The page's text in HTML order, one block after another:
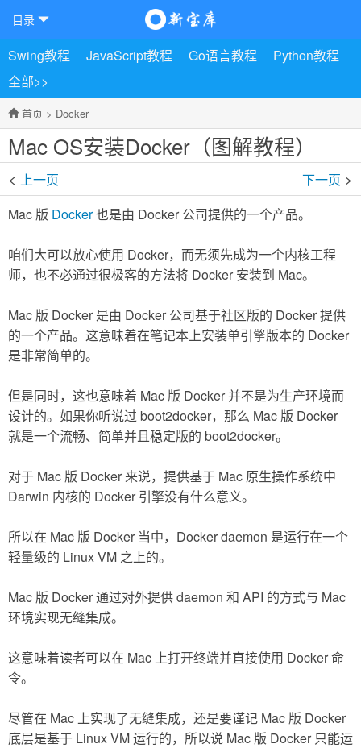
Swing教程 JavaScript教程 Go语言教程
Python教程
全部>>
目录
首页 > Docker
Mac OS安装Docker（图解教程）
< 上一页 下一页 >
Mac 版 Docker也是由 Docker 公司提供的一个产品。
咱们大可以放心使用 Docker，而无须先成为一个内核工程
师，也不必通过很极客的方法将 Docker 安装到 Mac。
Mac 版 Docker 是由 Docker 公司基于社区版的 Docker 提供
的一个产品。这意味着在笔记本上安装单引擎版本的 Docker
是非常简单的。
但是同时，这也意味着 Mac 版 Docker 并不是为生产环境而
设计的。如果你听说过 boot2docker，那么 Mac 版 Docker
就是一个流畅、简单并且稳定版的 boot2docker。
对于 Mac 版 Docker 来说，提供基于 Mac 原生操作系统中
Darwin 内核的 Docker 引擎没有什么意义。
所以在 Mac 版 Docker 当中，Docker daemon 是运行在一个
轻量级的 Linux VM 之上的。
Mac 版 Docker 通过对外提供 daemon 和 API 的方式与 Mac
环境实现无缝集成。
这意味着读者可以在 Mac 上打开终端并直接使用 Docker 命
令。
尽管在 Mac 上实现了无缝集成，还是要谨记 Mac 版 Docker
底层是基于 Linux VM 运行的，所以说 Mac 版 Docker 只能运